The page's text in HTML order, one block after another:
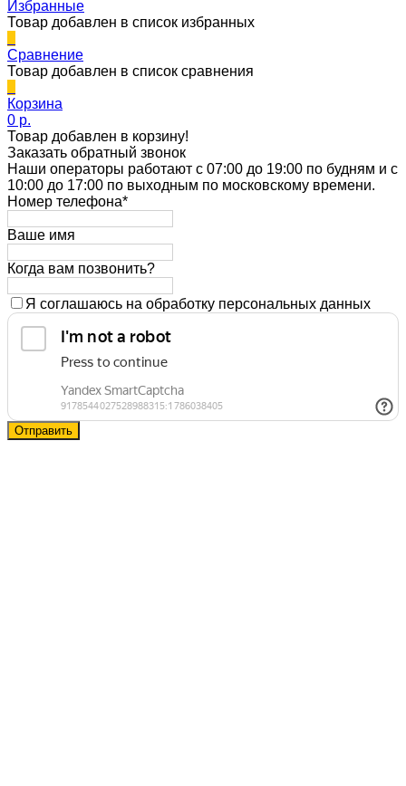
Избранные
Товар добавлен в список избранных
Сравнение
Товар добавлен в список сравнения
Корзина
0 p.
Товар добавлен в корзину!
Заказать обратный звонок
Наши операторы работают с 07:00 до 19:00 по будням и с
10:00 до 17:00 по выходным по московскому времени.
Номер телефона*
Ваше имя
Когда вам позвонить?
Я соглашаюсь на обработку персональных данных